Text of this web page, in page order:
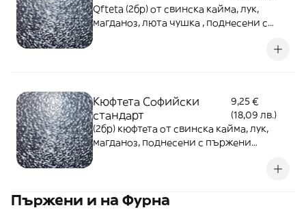
Qfteta (2бр) от свинска кайма, лук,
магданоз, люта чушка , поднесени с
Кюфтета Софийски
стандарт
9,25 €
(18,09 лв.)
(2бр) кюфтета от свинска кайма, лук,
магданоз, поднесени с пържени
Пържени и на Фурна